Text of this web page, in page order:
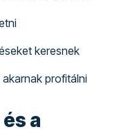
keresnek
profitálni
a